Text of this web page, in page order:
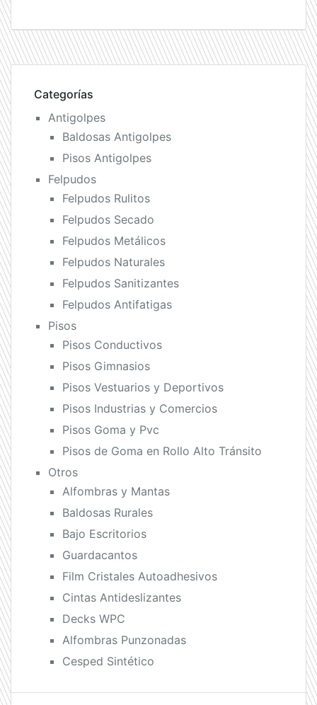
Categorías
Antigolpes
Baldosas Antigolpes
Pisos Antigolpes
Felpudos
Felpudos Rulitos
Felpudos Secado
Felpudos Metálicos
Felpudos Naturales
Felpudos Sanitizantes
Felpudos Antifatigas
Pisos
Pisos Conductivos
Pisos Gimnasios
Pisos Vestuarios y Deportivos
Pisos Industrias y Comercios
Pisos Goma y Pvc
Pisos de Goma en Rollo Alto Tránsito
Otros
Alfombras y Mantas
Baldosas Rurales
Bajo Escritorios
Guardacantos
Film Cristales Autoadhesivos
Cintas Antideslizantes
Decks WPC
Alfombras Punzonadas
Cesped Sintético